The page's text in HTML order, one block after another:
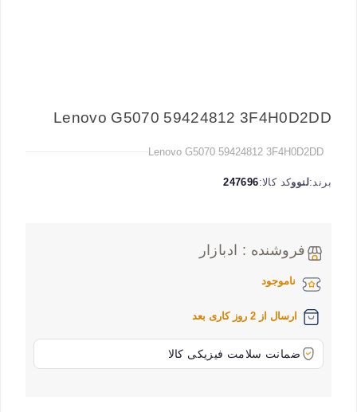
Lenovo G5070 59424812 3F4H0D2DD
Lenovo G5070 59424812 3F4H0D2DD
برند:لنووکد کالا:247696
فروشنده : ادبازار
ناموجود
ارسال از 2 روز کاری بعد
ضمانت سلامت فیزیکی کالا